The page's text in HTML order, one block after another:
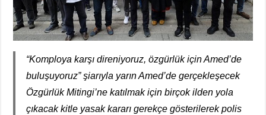
“Komploya karşı direniyoruz, özgürlük için Amed’de
buluşuyoruz” şiarıyla yarın Amed’de gerçekleşecek
Özgürlük Mitingi’ne katılmak için birçok ilden yola
çıkacak kitle yasak kararı gerekçe gösterilerek polis